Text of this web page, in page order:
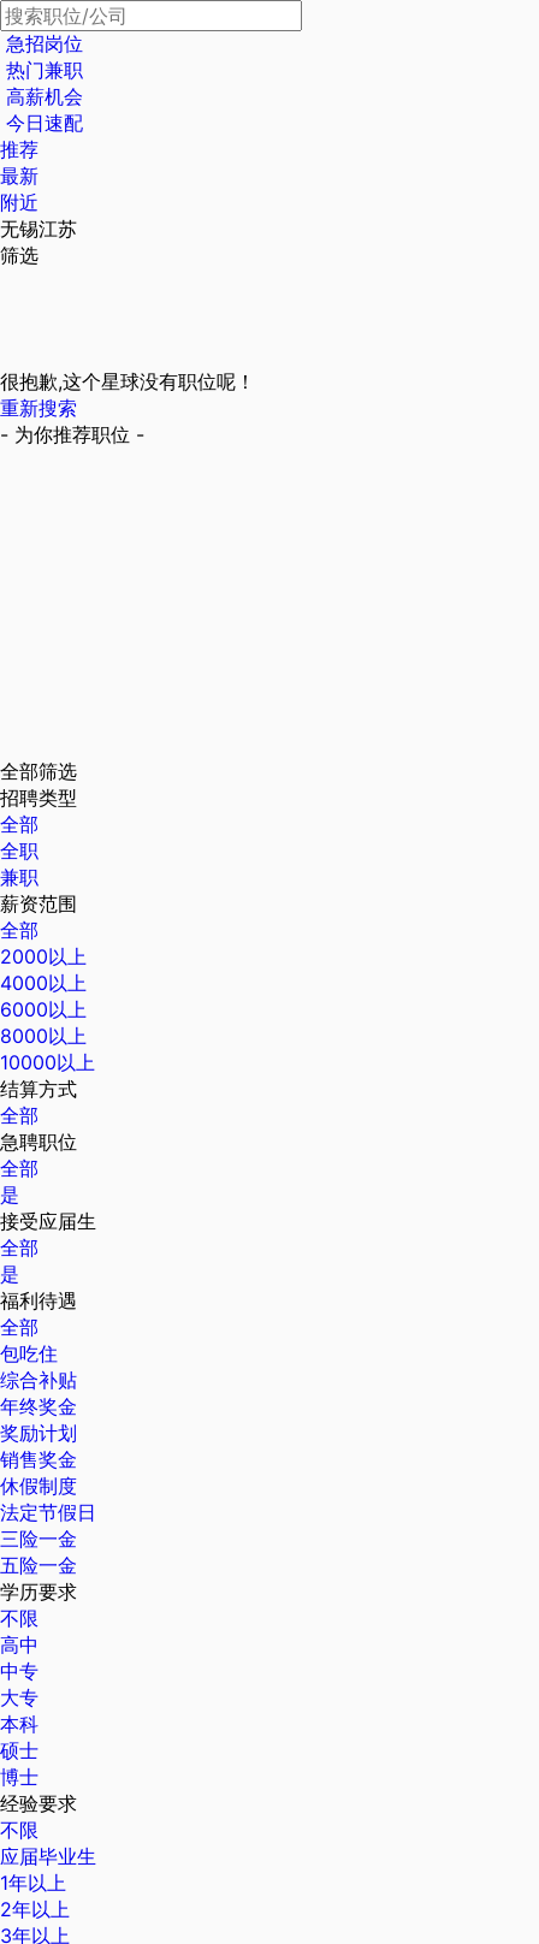
急招岗位
热门兼职
高薪机会
今日速配
推荐
最新
附近
无锡江苏
筛选
很抱歉,这个星球没有职位呢！
重新搜索
- 为你推荐职位 -
全部筛选
招聘类型
全部
全职
兼职
薪资范围
全部
2000以上
4000以上
6000以上
8000以上
10000以上
结算方式
全部
急聘职位
全部
是
接受应届生
全部
是
福利待遇
全部
包吃住
综合补贴
年终奖金
奖励计划
销售奖金
休假制度
法定节假日
三险一金
五险一金
学历要求
不限
高中
中专
大专
本科
硕士
博士
经验要求
不限
应届毕业生
1年以上
2年以上
3年以上